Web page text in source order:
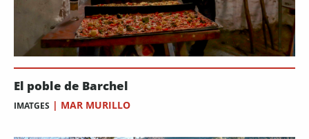
El poble de Barchel
IMATGES | MAR MURILLO